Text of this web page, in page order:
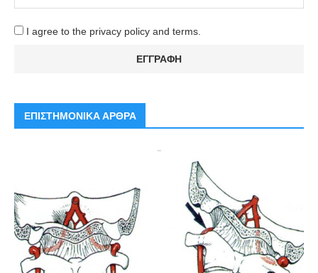
I agree to the privacy policy and terms.
ΕΠΙΣΤΗΜΟΝΙΚΑ ΑΡΘΡΑ